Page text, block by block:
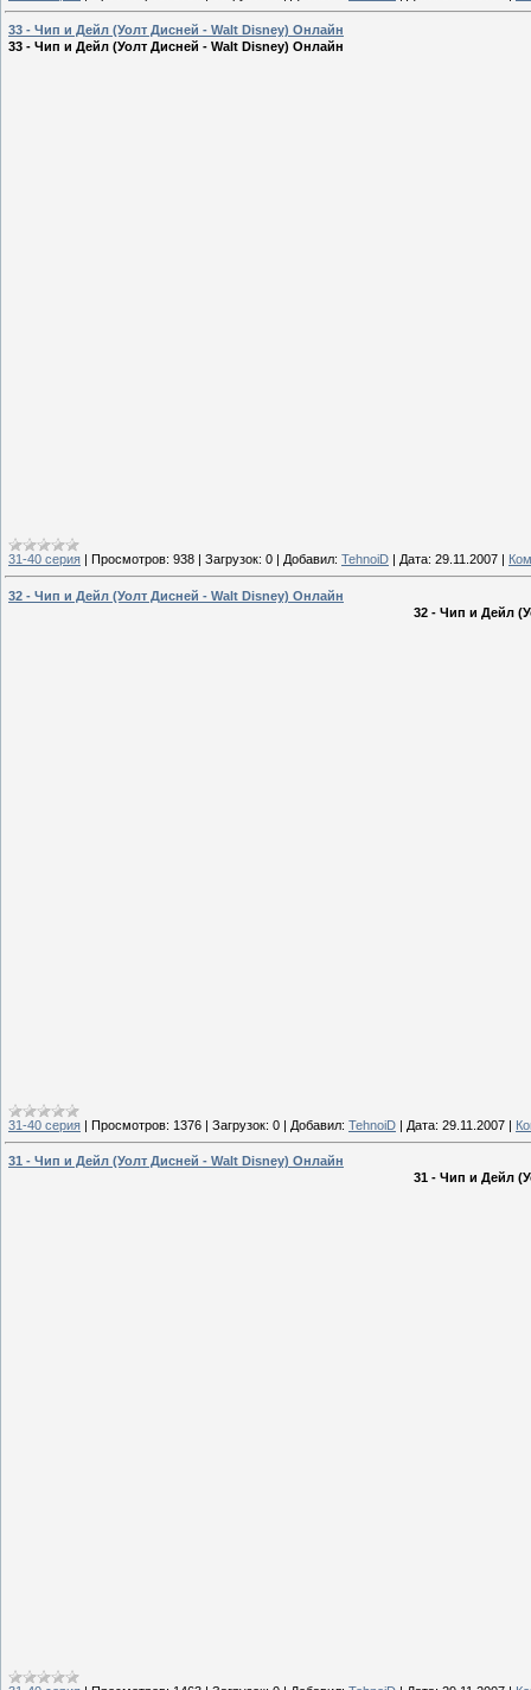
33 - Чип и Дейл (Уолт Дисней - Walt Disney) Онлайн
33 - Чип и Дейл (Уолт Дисней - Walt Disney) Онлайн
31-40 серия Просмотров: 938 Загрузок: 0 Добавил: TehnoiD Дата: 29.11.2007
32 - Чип и Дейл (Уолт Дисней - Walt Disney) Онлайн
32 - Чип и Дейл
31-40 серия | Просмотров: 1376 | Загрузок: 0 | Добавил: TehnoiD | Дата: 29.11.2007 |
31 - Чип и Дейл (Уолт Дисней - Walt Disney) Онлайн
31 - Чип и Дейл